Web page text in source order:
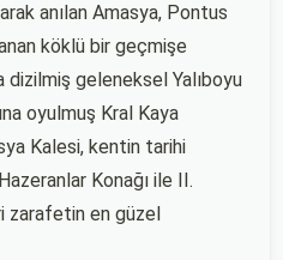
anılan Amasya, Pontus
köklü bir geçmişe
dizilmiş geleneksel Yalıboyu
oyulmuş Kral Kaya
Kalesi, kentin tarihi
Konağı ile II.
zarafetin en güzel